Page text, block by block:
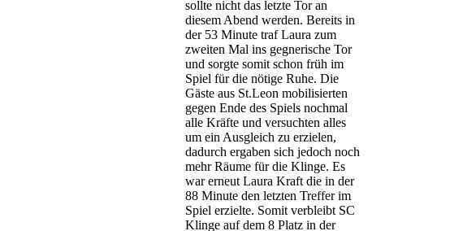
sollte nicht das letzte Tor an
diesem Abend werden. Bereits in
der 53 Minute traf Laura zum
zweiten Mal ins gegnerische Tor
und sorgte somit schon früh im
Spiel für die nötige Ruhe. Die
Gäste aus St.Leon mobilisierten
gegen Ende des Spiels nochmal
alle Kräfte und versuchten alles
um ein Ausgleich zu erzielen,
dadurch ergaben sich jedoch noch
mehr Räume für die Klinge. Es
war erneut Laura Kraft die in der
88 Minute den letzten Treffer im
Spiel erzielte. Somit verbleibt SC
Klinge auf dem 8 Platz in der